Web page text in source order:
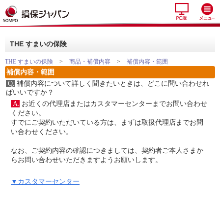
THE すまいの保険
THE すまいの保険 > 商品・補償内容 > 補償内容・範囲
補償内容・範囲
Q. 補償内容について詳しく聞きたいときは、どこに問い合わせれ
ばいいですか？
A. お近くの代理店またはカスタマーセンターまでお問い合わせ
ください。
すでにご契約いただいている方は、まずは取扱代理店までお問
い合わせください。
なお、ご契約内容の確認につきましては、契約者ご本人さまか
らお問い合わせいただきますようお願いします。
▼カスタマーセンター